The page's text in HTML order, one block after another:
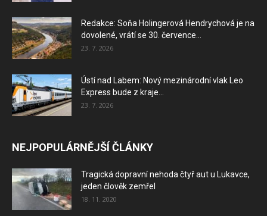
Redakce: Soňa Holingerová Hendrychová je na
dovolené, vrátí se 30. července...
23. 7. 2026
Ústí nad Labem: Nový mezinárodní vlak Leo
Express bude z kraje...
23. 7. 2026
NEJPOPULÁRNĚJŠÍ ČLÁNKY
Tragická dopravní nehoda čtyř aut u Lukavce,
jeden člověk zemřel
18. 11. 2020